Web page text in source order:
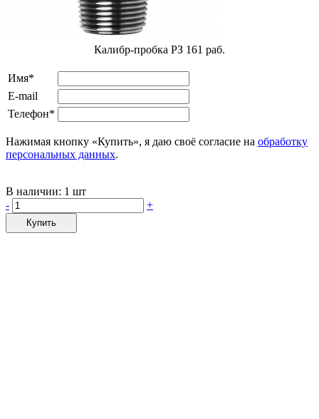
Калибр-пробка РЗ 161 раб.
Имя*
E-mail
Телефон*
Нажимая кнопку «Купить», я даю своё согласие на обработку
персональных данных.
В наличии: 1 шт
-
+
Купить